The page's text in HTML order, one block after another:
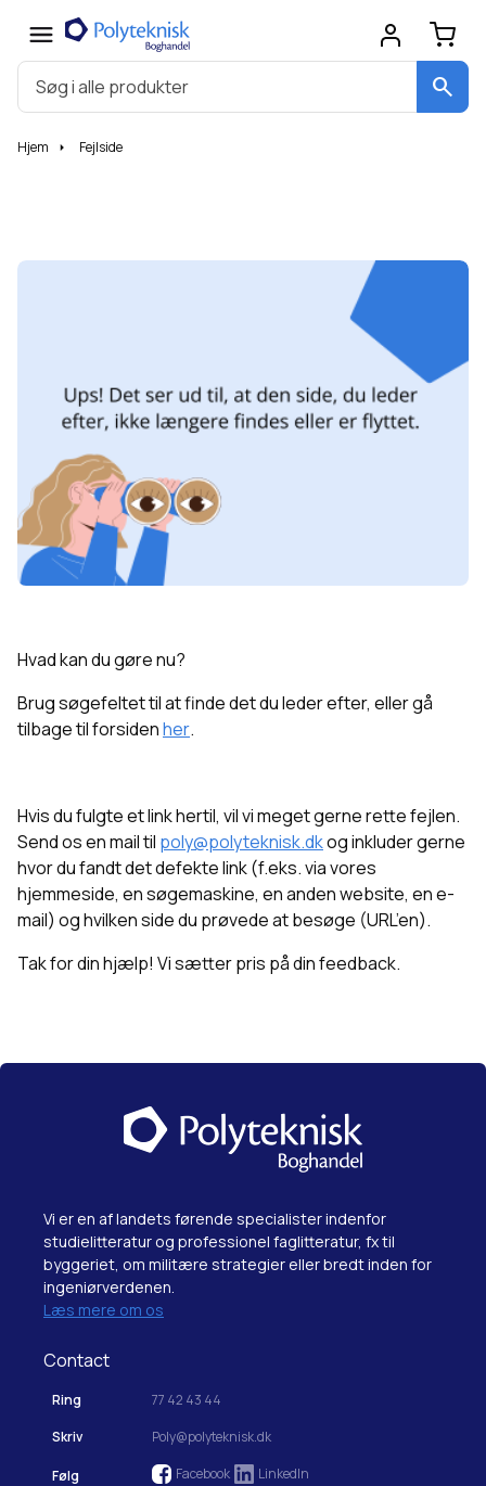
search
Hjem Fejlside
Hvad kan du gøre nu?
Brug søgefeltet til at finde det du leder efter, eller gå
tilbage til forsidenher.
Hvis du fulgte et link hertil, vil vi meget gerne rette fejlen.
Send os en mail til poly@polyteknisk.dkog inkluder gerne
hvor du fandt det defekte link (f.eks. via vores
hjemmeside, en søgemaskine, en anden website, en e-
mail) og hvilken side du prøvede at besøge (URL’en).
Tak for din hjælp! Vi sætter pris på din feedback.
Vi er en af landets førende specialister indenfor
studielitteratur og professionel faglitteratur, fx til
byggeriet, om militære strategier eller bredt inden for
ingeniørverdenen.
Læs mere om os
Contact
Ring
77 42 43 44
Skriv
Poly@polyteknisk.dk
Følg Facebook LinkedIn